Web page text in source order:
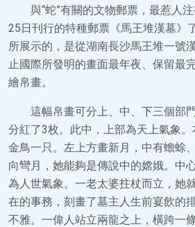
與“蛇”有關的文物郵票，最惹人
25日刊行的特種郵票《馬王堆漢墓》
所展示的，是從湖南長沙馬王堆一號
止國際所發明的畫面最年夜、保留最
繪帛畫。
這幅帛畫可分上、中、下三個部
分紅了3枚。此中，上部為天上氣象
金鳥一只。左上方畫新月，中有蟾蜍
向彎月，她能夠是傳說中的嫦娥。中
為人世氣象。一老太婆拄杖而立，她
在的事務，刻畫了墓主人生前宴飲的
不雅。一偉人站立兩龍之上，橫跨一